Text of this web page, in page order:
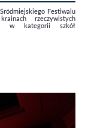
Festiwalu
rzeczywistych
w kategorii szkół